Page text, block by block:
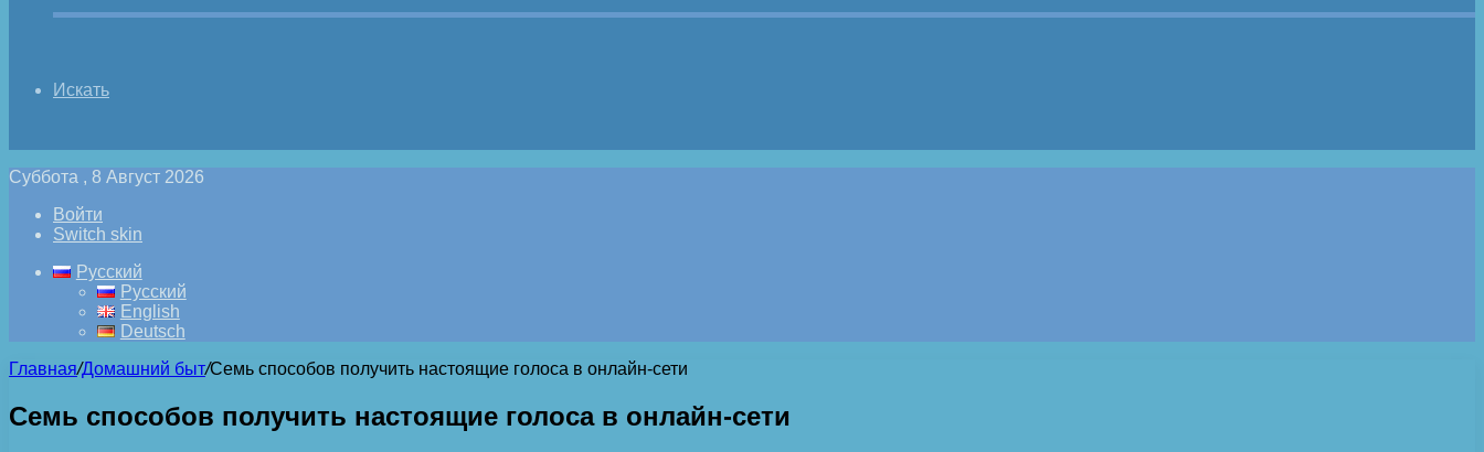
Искать
Суббота , 8 Август 2026
Войти
Switch skin
Русский
Русский
English
Deutsch
Главная/Домашний быт/Семь способов получить настоящие голоса в онлайн-сети
Семь способов получить настоящие голоса в онлайн-сети